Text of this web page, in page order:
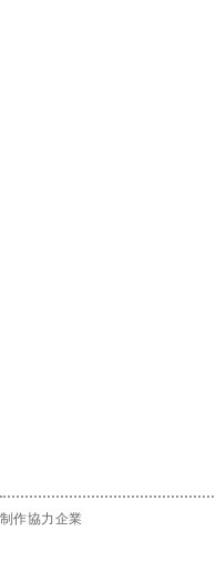
制作協力企業